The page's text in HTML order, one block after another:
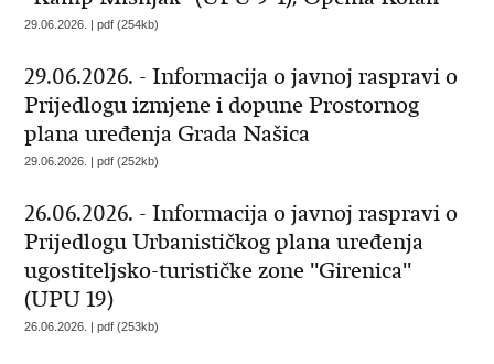
29.06.2026. | pdf (254kb)
29.06.2026. - Informacija o javnoj raspravi o
Prijedlogu izmjene i dopune Prostornog
plana uređenja Grada Našica
29.06.2026. | pdf (252kb)
26.06.2026. - Informacija o javnoj raspravi o
Prijedlogu Urbanističkog plana uređenja
ugostiteljsko-turističke zone ''Girenica''
(UPU 19)
26.06.2026. | pdf (253kb)